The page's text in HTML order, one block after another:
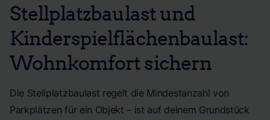
Stellplatzbaulast und
Kinderspielflächenbaulast:
Wohnkomfort sichern
Die Stellplatzbaulast regelt die Mindestanzahl von
Parkplätzen für ein Objekt – ist auf deinem Grundstück